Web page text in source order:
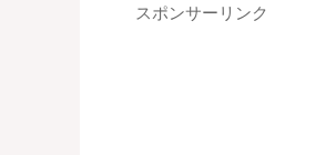
スポンサーリンク